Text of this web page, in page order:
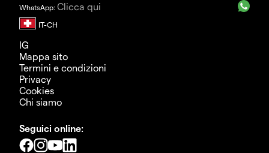
WhatsApp: Clicca qui
IG
Mappa sito
Termini e condizioni
Privacy
Cookies
Chi siamo
Seguici online: